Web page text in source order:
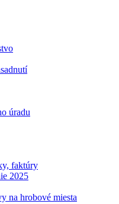
úradu
faktúry
2025
na hrobové miesta